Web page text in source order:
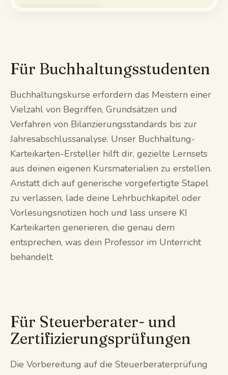
Für Buchhaltungsstudenten
Buchhaltungskurse erfordern das Meistern einer
Vielzahl von Begriffen, Grundsätzen und
Verfahren von Bilanzierungsstandards bis zur
Jahresabschlussanalyse. Unser Buchhaltung-
Karteikarten-Ersteller hilft dir, gezielte Lernsets
aus deinen eigenen Kursmaterialien zu erstellen.
Anstatt dich auf generische vorgefertigte Stapel
zu verlassen, lade deine Lehrbuchkapitel oder
Vorlesungsnotizen hoch und lass unsere KI
Karteikarten generieren, die genau dem
entsprechen, was dein Professor im Unterricht
behandelt.
Für Steuerberater- und
Zertifizierungsprüfungen
Die Vorbereitung auf die Steuerberaterprüfung